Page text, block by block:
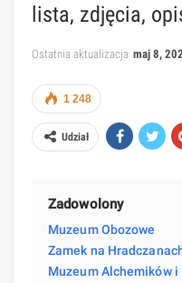
lista, zdjęcia,
Ostatnia aktualizacja maj 8,
1 248
Udział
Zadowolony
Muzeum Obozowe
Zamek na
Muzeum Alchemików i